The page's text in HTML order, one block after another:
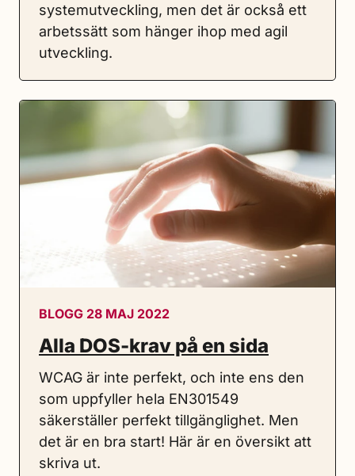
systemutveckling, men det är också ett
arbetssätt som hänger ihop med agil
utveckling.
BLOGG 28 MAJ 2022
Alla DOS-krav på en sida
WCAG är inte perfekt, och inte ens den
som uppfyller hela EN301549
säkerställer perfekt tillgänglighet. Men
det är en bra start! Här är en översikt att
skriva ut.